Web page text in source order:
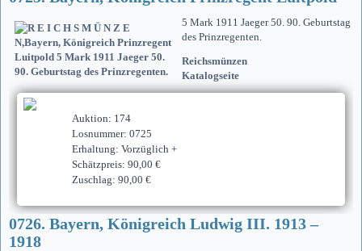
5 Mark 1911 Jaeger 50. 90. Geburtstag
des Prinzregenten.
Reichsmünzen
Katalogseite
Auktion: 174
Losnummer: 0725
Erhaltung: Vorzüglich +
Schätzpreis: 90,00 €
Zuschlag: 90,00 €
0726. Bayern, Königreich Ludwig III. 1913 –
1918